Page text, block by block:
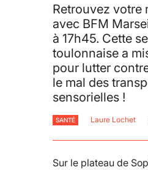
Retrouvez votre
avec BFM
à 17h45. Cette
toulonnaise a
pour lutter
le mal des
sensorielles !
SANTÉ Laure Lochet
Sur le plateau de